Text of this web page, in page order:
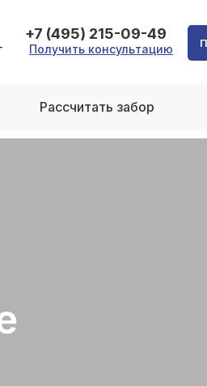
Рассчитать забор
Получить консультацию
+7 (495) 215-09-49